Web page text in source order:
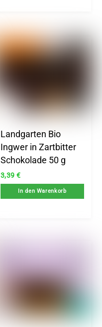
Landgarten Bio
Ingwer in Zartbitter
Schokolade 50 g
3,39 €
In den Warenkorb